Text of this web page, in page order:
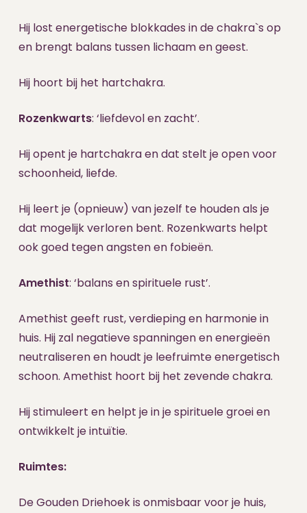
Hij lost energetische blokkades in de chakra`s op
en brengt balans tussen lichaam en geest.
Hij hoort bij het hartchakra.
Rozenkwarts: ‘liefdevol en zacht’.
Hij opent je hartchakra en dat stelt je open voor
schoonheid, liefde.
Hij leert je (opnieuw) van jezelf te houden als je
dat mogelijk verloren bent. Rozenkwarts helpt
ook goed tegen angsten en fobieën.
Amethist: ‘balans en spirituele rust’.
Amethist geeft rust, verdieping en harmonie in
huis. Hij zal negatieve spanningen en energieën
neutraliseren en houdt je leefruimte energetisch
schoon. Amethist hoort bij het zevende chakra.
Hij stimuleert en helpt je in je spirituele groei en
ontwikkelt je intuïtie.
Ruimtes:
De Gouden Driehoek is onmisbaar voor je huis,